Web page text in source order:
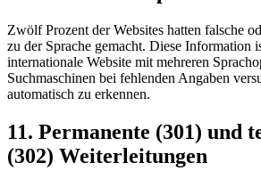
Zwölf Prozent der Websites hatten falsche
zu der Sprache gemacht. Diese Information
internationale Website mit mehreren
Suchmaschinen bei fehlenden Angaben
automatisch zu erkennen.
11. Permanente (301) und
(302) Weiterleitungen